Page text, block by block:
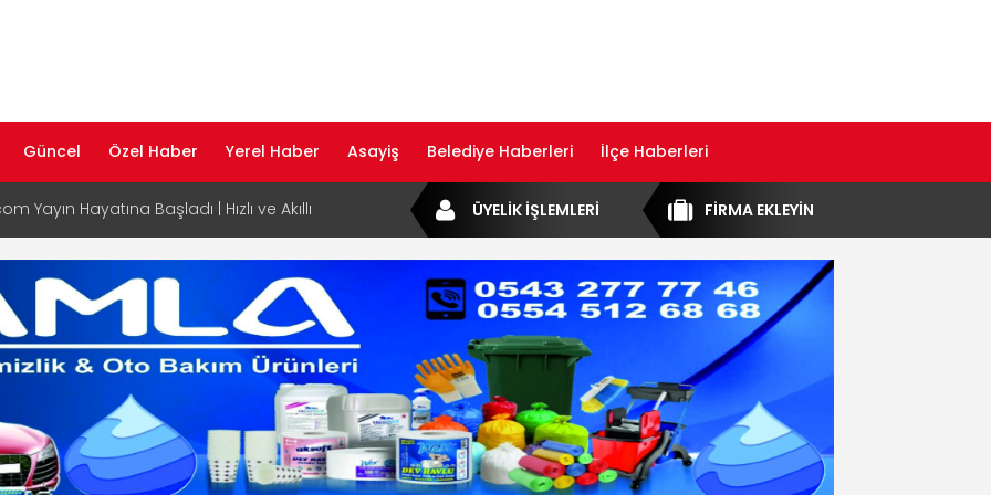
Güncel Özel Haber Yerel Haber Asayiş Belediye Haberleri İlçe Haberleri
Yayın Hayatına Başladı | Hızlı ve Akıllı
Dijital Devrim: Rota Sepetim
Bölge Müdürü Makam Koltuğunu
Rehberi ile Google ve Yapay Zeka
Öne Çıkın
Rehberi Hizmete Girdi
FİRMA EKLEYİN
ÜYELİK İŞLEMLERİ